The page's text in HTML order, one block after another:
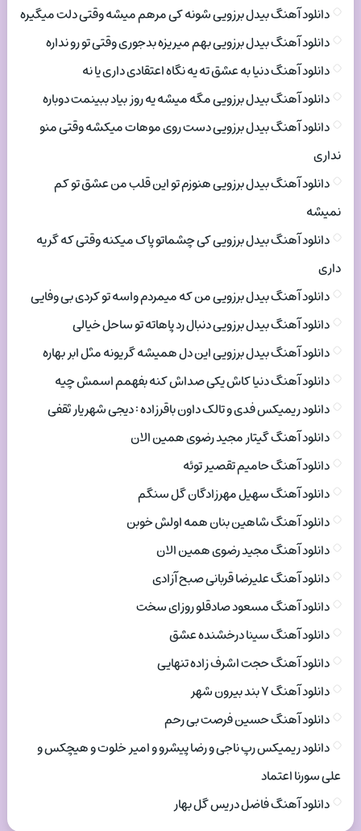
دانلود آهنگ بیدل برزویی شونه کی مرهم میشه وقتی دلت میگیره
دانلود آهنگ بیدل برزویی بهم میریزه بدجوری وقتی تو رو نداره
دانلود آهنگ دنیا به عشق ته یه نگاه اعتقادی داری یا نه
دانلود آهنگ بیدل برزویی مگه میشه یه روز بیاد ببینمت دوباره
دانلود آهنگ بیدل برزویی دست روی موهات میکشه وقتی منو
نداری
دانلود آهنگ بیدل برزویی هنوزم تو این قلب من عشق تو کم
نمیشه
دانلود آهنگ بیدل برزویی کی چشماتو پاک میکنه وقتی که گریه
داری
دانلود آهنگ بیدل برزویی من که میمردم واسه تو کردی بی وفایی
دانلود آهنگ بیدل برزویی دنبال رد پاهاته تو ساحل خیالی
دانلود آهنگ بیدل برزویی این دل همیشه گریونه مثل ابر بهاره
دانلود آهنگ دنیا کاش یکی صداش کنه بفهمم اسمش چیه
دانلود ریمیکس فدی و تالک داون باقرزاده : دیجی شهریار ثقفی
دانلود آهنگ گیتار مجید رضوی همین الان
دانلود آهنگ حامیم تقصیر توئه
دانلود آهنگ سهیل مهرزادگان گل سنگم
دانلود آهنگ شاهین بنان همه اولش خوبن
دانلود آهنگ مجید رضوی همین الان
دانلود آهنگ علیرضا قربانی صبح آزادی
دانلود آهنگ مسعود صادقلو روزای سخت
دانلود آهنگ سینا درخشنده عشق
دانلود آهنگ حجت اشرف زاده تنهایی
دانلود آهنگ ۷ بند بیرون شهر
دانلود آهنگ حسین فرصت بی رحم
دانلود ریمیکس رپ ناجی و رضا پیشرو و امیر خلوت و هیچکس و
علی سورنا اعتماد
دانلود آهنگ فاضل دریس گل بهار